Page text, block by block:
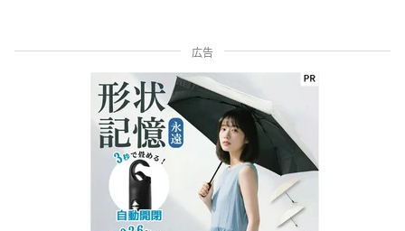
広告